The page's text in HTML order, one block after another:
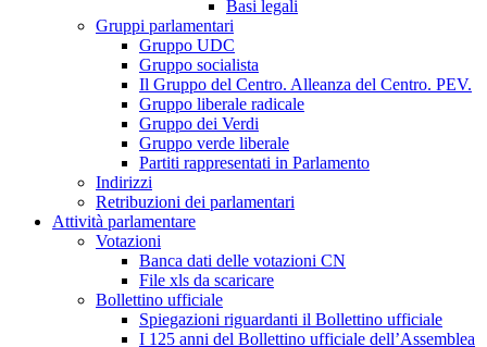
Basi legali
Gruppi parlamentari
Gruppo UDC
Gruppo socialista
Il Gruppo del Centro. Alleanza del Centro. PEV.
Gruppo liberale radicale
Gruppo dei Verdi
Gruppo verde liberale
Partiti rappresentati in Parlamento
Indirizzi
Retribuzioni dei parlamentari
Attività parlamentare
Votazioni
Banca dati delle votazioni CN
File xls da scaricare
Bollettino ufficiale
Spiegazioni riguardanti il Bollettino ufficiale
I 125 anni del Bollettino ufficiale dell’Assemblea